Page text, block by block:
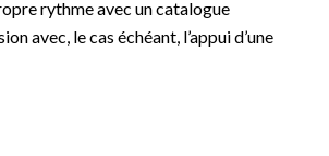
rythme avec un catalogue
avec, le cas échéant, l’appui d’une